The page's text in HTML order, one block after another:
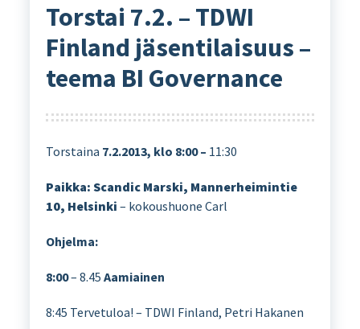
Torstai 7.2. – TDWI
Finland jäsentilaisuus –
teema BI Governance
Torstaina 7.2.2013, klo 8:00 – 11:30
Paikka: Scandic Marski, Mannerheimintie
10, Helsinki – kokoushuone Carl
Ohjelma:
8:00– 8.45 Aamiainen
8:45 Tervetuloa! – TDWI Finland, Petri Hakanen